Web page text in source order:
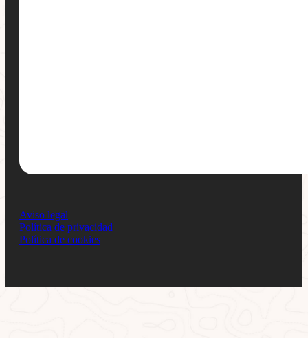
Aviso legal
Política de privacidad
Política de cookies